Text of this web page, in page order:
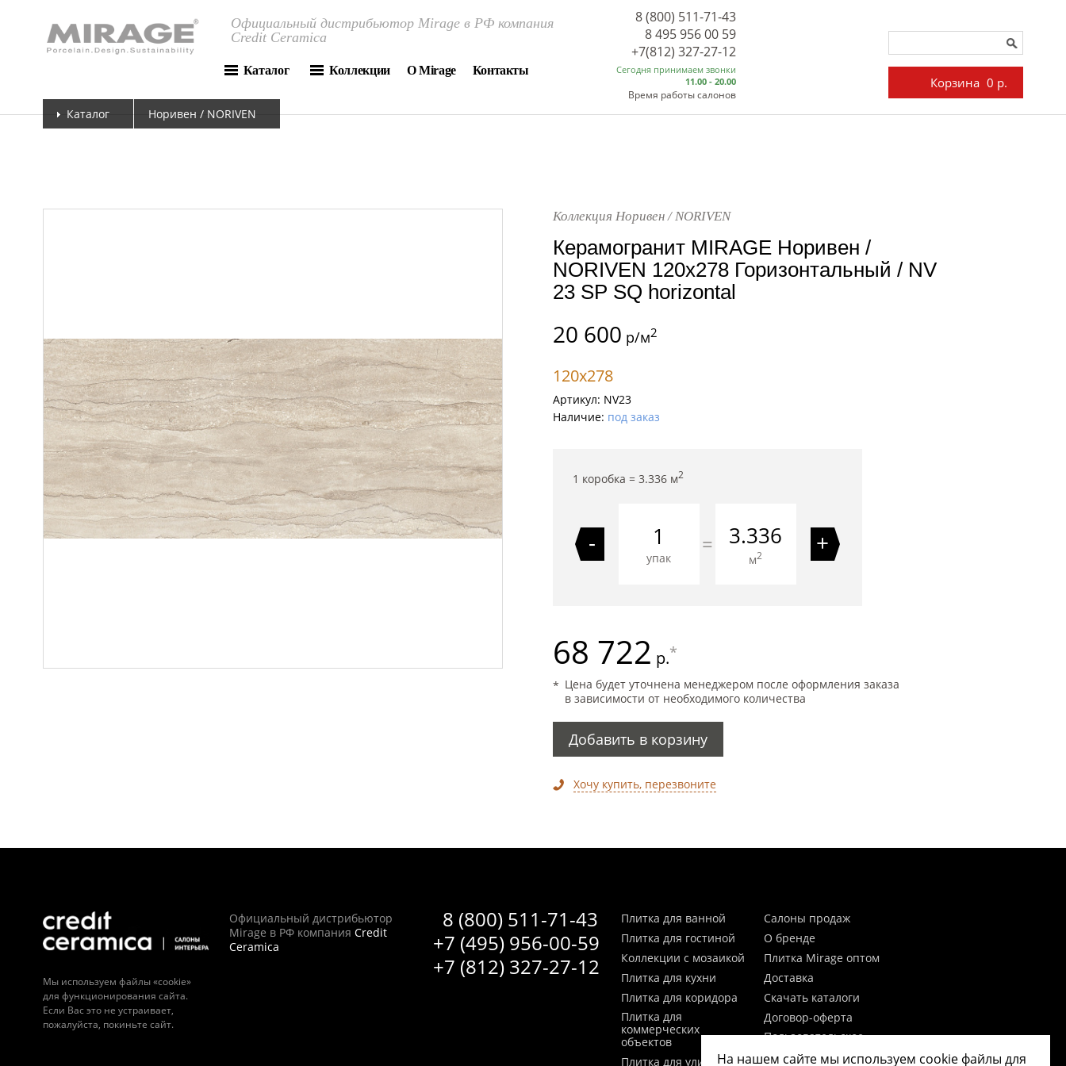
Официальный дистрибьютор Mirage в РФ компания
Credit Ceramica
Каталог Коллекции О Mirage Контакты
8 (800) 511-71-43
8 495 956 00 59
Сегодня принимаем звонки
11.00 - 20.00
Время работы салонов
+7(812) 327-27-12
Корзина 0 р.
Каталог Норивен / NORIVEN
Коллекция Норивен / NORIVEN
Керамогранит MIRAGE Норивен /
NORIVEN 120x278 Горизонтальный / NV
23 SP SQ horizontal
20 600 р/м2
120x278
Артикул: NV23
Наличие: под заказ
1 коробка = 3.336м2
-
упак
= 3.336
м2 +
68 722 р.*
Цена будет уточнена менеджером после оформления заказа
в зависимости от необходимого количества
Добавить в корзину
Хочу купить, перезвоните
Мы используем файлы «cookie»
для функционирования сайта.
Если Вас это не устраивает,
пожалуйста, покиньте сайт.
8 (800) 511-71-43
+7 (495) 956-00-59
+7 (812) 327-27-12
Официальный дистрибьютор
Mirage в РФ компания Credit
Ceramica
Плитка для ванной
Плитка для гостиной
Коллекции с мозаикой
Плитка для кухни
Плитка для коридора
Плитка для
коммерческих
объектов
Плитка для улицы
Салоны продаж
О бренде
Плитка Mirage оптом
Доставка
Скачать каталоги
Договор-оферта
Пользовательское
На нашем сайте мы используем cookie файлы для